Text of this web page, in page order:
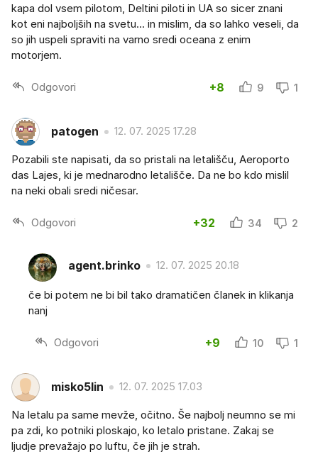
kapa dol vsem pilotom, Deltini piloti in UA so sicer znani
kot eni najboljših na svetu... in mislim, da so lahko veseli, da
so jih uspeli spraviti na varno sredi oceana z enim
motorjem.
Odgovori +8 9 1
patogen 12. 07. 2025 17.28
Pozabili ste napisati, da so pristali na letališču, Aeroporto
das Lajes, ki je mednarodno letališče. Da ne bo kdo mislil
na neki obali sredi ničesar.
Odgovori +32 34 2
agent.brinko 12. 07. 2025 20.18
če bi potem ne bi bil tako dramatičen članek in klikanja
nanj
Odgovori +9 10 1
misko5lin 12. 07. 2025 17.03
Na letalu pa same mevže, očitno. Še najbolj neumno se mi
pa zdi, ko potniki ploskajo, ko letalo pristane. Zakaj se
ljudje prevažajo po luftu, če jih je strah.